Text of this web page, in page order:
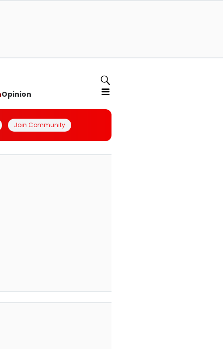
Opinion
Join Community